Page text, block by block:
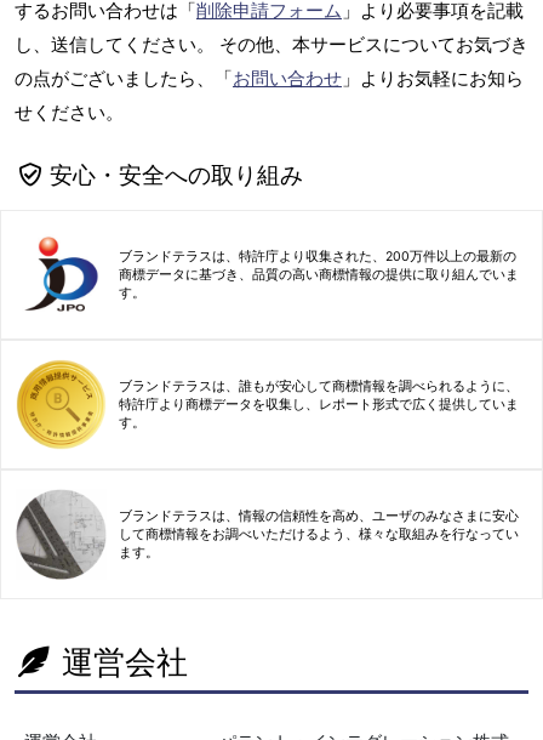
するお問い合わせは「削除申請フォーム 」より必要事項を記載
し、送信してください。 その他、本サービスについてお気づき
の点がございましたら、「お問い合わせ 」よりお気軽にお知ら
せください。
安心・安全への取り組み
ブランドテラスは、特許庁より収集された、200万件以上の最新の
商標データに基づき、品質の高い商標情報の提供に取り組んでいま
す。
ブランドテラスは、誰もが安心して商標情報を調べられるように、
特許庁より商標データを収集し、レポート形式で広く提供していま
す。
ブランドテラスは、情報の信頼性を高め、ユーザのみなさまに安心
して商標情報をお調べいただけるよう、様々な取組みを行なってい
ます。
運営会社